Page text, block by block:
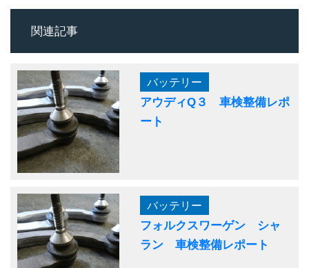
関連記事
バッテリー
アウディQ３ 車検整備レポ
ート
バッテリー
フォルクスワーゲン シャ
ラン 車検整備レポート